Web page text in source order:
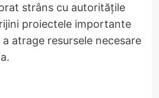
strâns cu autoritățile
proiectele importante
atrage resursele necesare